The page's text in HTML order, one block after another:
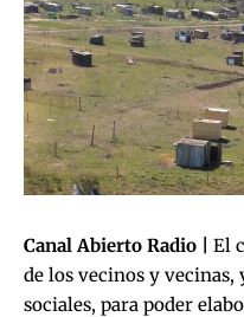
Canal Abierto Radio |
El
de los vecinos y vecinas,
sociales, para poder